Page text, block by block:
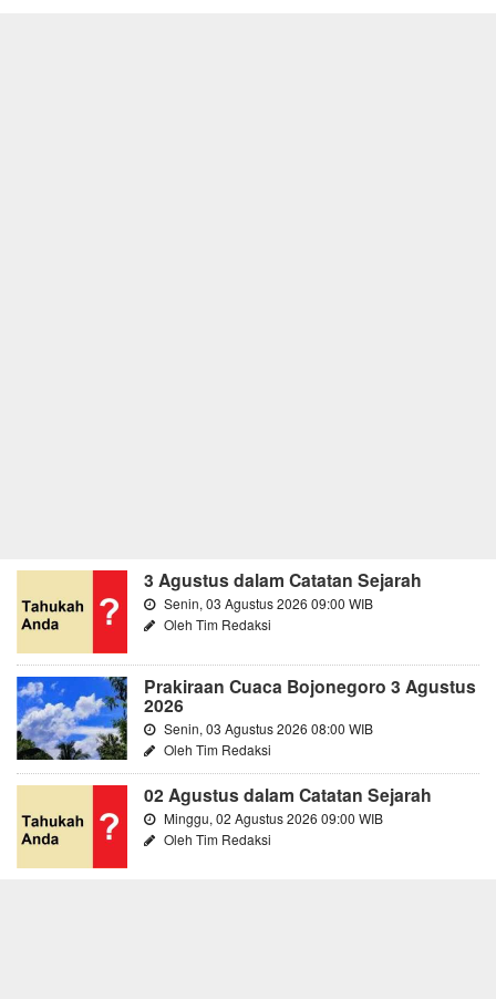
3 Agustus dalam Catatan Sejarah
Senin, 03 Agustus 2026 09:00 WIB
Oleh Tim Redaksi
Prakiraan Cuaca Bojonegoro 3 Agustus
2026
Senin, 03 Agustus 2026 08:00 WIB
Oleh Tim Redaksi
02 Agustus dalam Catatan Sejarah
Minggu, 02 Agustus 2026 09:00 WIB
Oleh Tim Redaksi